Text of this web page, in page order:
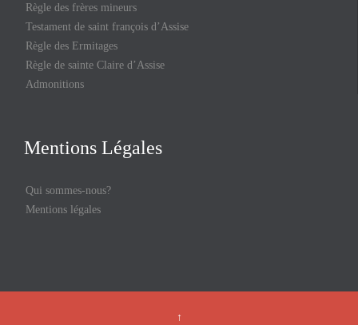
Règle des frères mineurs
Testament de saint françois d’Assise
Règle des Ermitages
Règle de sainte Claire d’Assise
Admonitions
Mentions Légales
Qui sommes-nous?
Mentions légales
↑